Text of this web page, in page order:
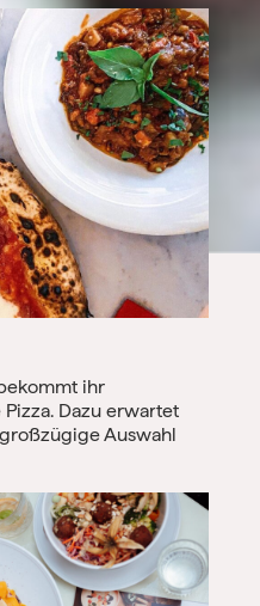
ihr
Dazu erwartet
Auswahl